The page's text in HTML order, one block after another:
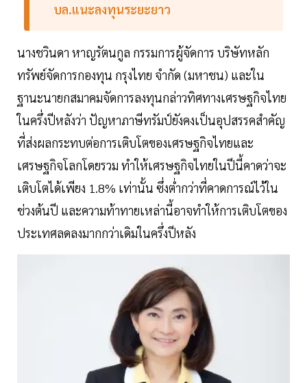
บล.แนะลงทุนระยะยาว
นางชวินดา หาญรัตนกูล กรรมการผู้จัดการ บริษัทหลัก
ทรัพย์จัดการกองทุน กรุงไทย จำกัด (มหาชน) และใน
ฐานะนายกสมาคมจัดการลงทุนกล่าวทิศทางเศรษฐกิจไทย
ในครึ่งปีหลังว่า ปัญหาภาษีทรัมป์ยังคงเป็นอุปสรรคสำคัญ
ที่ส่งผลกระทบต่อการเติบโตของเศรษฐกิจไทยและ
เศรษฐกิจโลกโดยรวม ทำให้เศรษฐกิจไทยในปีนี้คาดว่าจะ
เติบโตได้เพียง 1.8% เท่านั้น ซึ่งต่ำกว่าที่คาดการณ์ไว้ใน
ช่วงต้นปี และความท้าทายเหล่านี้อาจทำให้การเติบโตของ
ประเทศลดลงมากกว่าเดิมในครึ่งปีหลัง